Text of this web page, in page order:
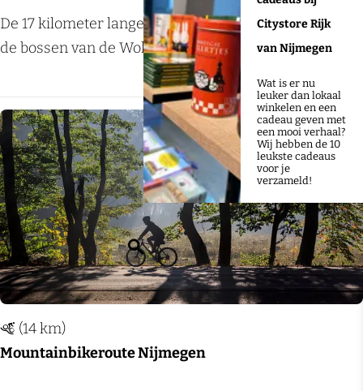
Citystore Rijk
van Nijmegen
Wat is er nu
leuker dan lokaal
winkelen en een
cadeau geven met
een mooi verhaal?
Wij hebben de 10
leukste cadeaus
voor je
verzameld!
Z
o
e
e
n
M
o
t
a
i
n
b
i
k
e
u
De 17 kilometer lange route Groesbeek voert je door
de bossen van de Wolfsberg, de Hooghe Hoender...
Mountainbikeroute Nijmegen
(14 km)